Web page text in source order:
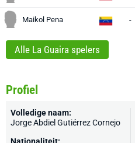
Maikol Pena -
Alle La Guaira spelers
Profiel
Volledige naam:
Jorge Abdiel Gutiérrez Cornejo